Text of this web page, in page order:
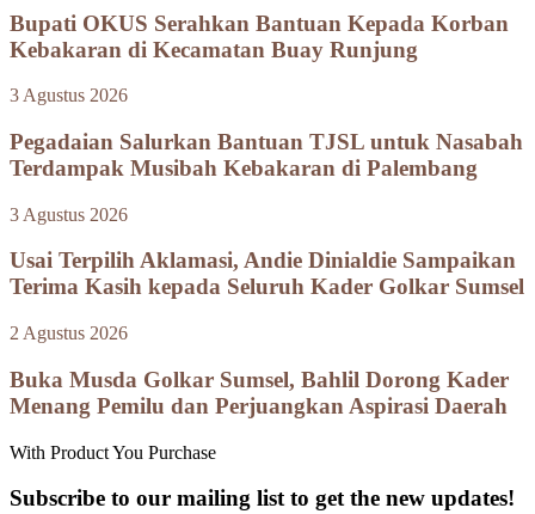
Bupati OKUS Serahkan Bantuan Kepada Korban
Kebakaran di Kecamatan Buay Runjung
3 Agustus 2026
Pegadaian Salurkan Bantuan TJSL untuk Nasabah
Terdampak Musibah Kebakaran di Palembang
3 Agustus 2026
Usai Terpilih Aklamasi, Andie Dinialdie Sampaikan
Terima Kasih kepada Seluruh Kader Golkar Sumsel
2 Agustus 2026
Buka Musda Golkar Sumsel, Bahlil Dorong Kader
Menang Pemilu dan Perjuangkan Aspirasi Daerah
With Product You Purchase
Subscribe to our mailing list to get the new updates!